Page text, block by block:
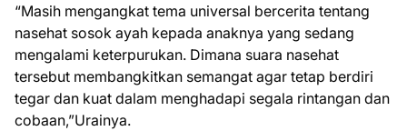
“Masih mengangkat tema universal bercerita tentang
nasehat sosok ayah kepada anaknya yang sedang
mengalami keterpurukan. Dimana suara nasehat
tersebut membangkitkan semangat agar tetap berdiri
tegar dan kuat dalam menghadapi segala rintangan dan
cobaan,”Urainya.